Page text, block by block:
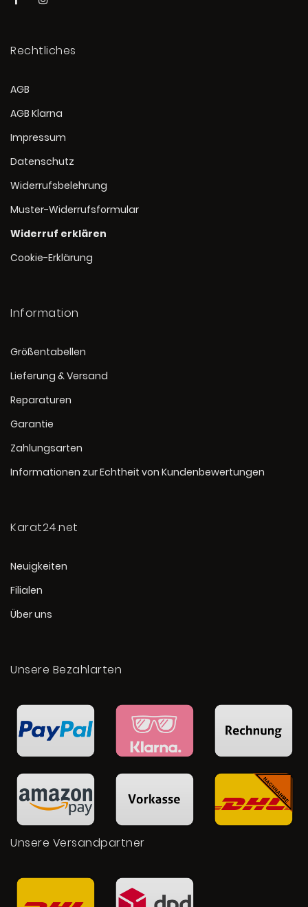
Rechtliches
AGB
AGB Klarna
Impressum
Datenschutz
Widerrufsbelehrung
Muster-Widerrufsformular
Widerruf erklären
Cookie-Erklärung
Information
Größentabellen
Lieferung & Versand
Reparaturen
Garantie
Zahlungsarten
Informationen zur Echtheit von Kundenbewertungen
Karat24.net
Neuigkeiten
Filialen
Über uns
Unsere Bezahlarten
Unsere Versandpartner